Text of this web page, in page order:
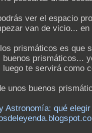
ver el espacio
van de vicio...
prismáticos es que
buenos prismáticos...
te servirá como
unos buenos
Astronomía: qué